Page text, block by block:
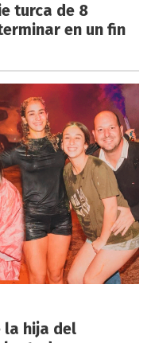
turca de 8
en un fin
la hija del